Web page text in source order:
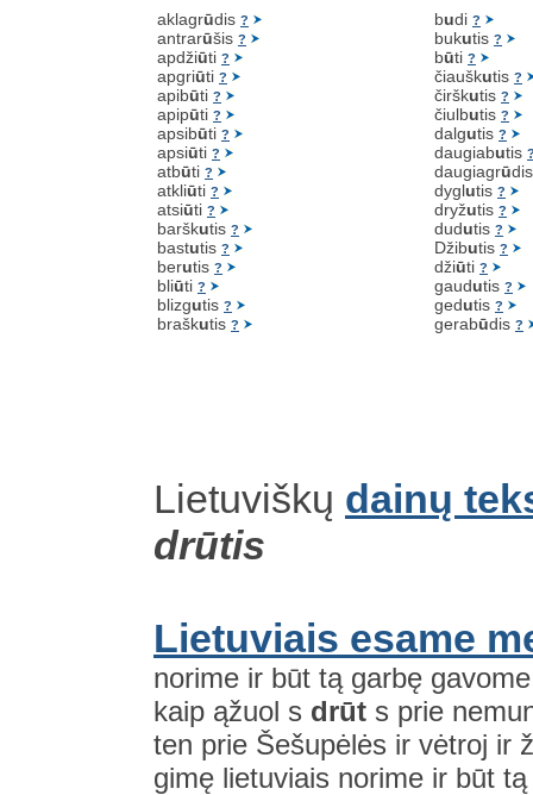
aklagrūdis ?
antrarūšis ?
apdžiūti ?
apgriūti ?
apibūti ?
apipūti ?
apsibūti ?
apsiūti ?
atbūti ?
atkliūti ?
atsiūti ?
barškutis ?
bastutis ?
berutis ?
bliūti ?
blizgutis ?
braškutis ?
budi ?
bukutis ?
būti ?
čiauškutis ?
čirškutis ?
čiulbutis ?
dalgutis ?
daugiabutis
daugiagrū
dyglutis ?
dryžutis ?
dudutis ?
Džibutis ?
džiūti ?
gaudutis ?
gedutis ?
gerabūdis ?
Lietuviškų dainų
drūtis
Lietuviais esame
norime ir būt tą garbę
kaip ąžuol s drūt s prie
ten prie Šešupėlės ir vėtroj ir
gimę lietuviais norime ir būt